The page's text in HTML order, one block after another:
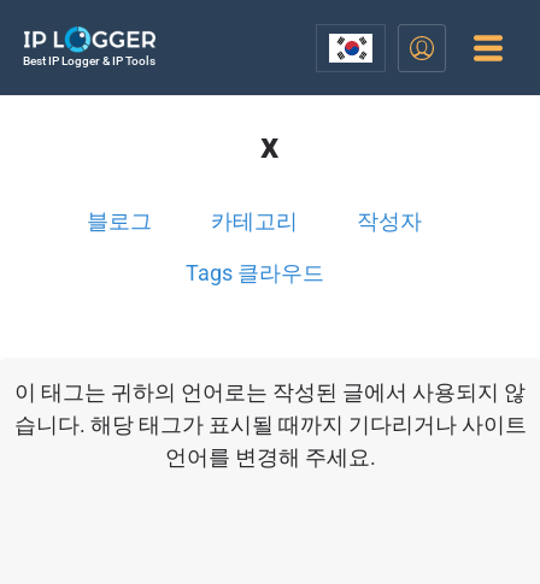
Best IP Logger & IP Tools
x
블로그 카테고리 작성자
Tags 클라우드